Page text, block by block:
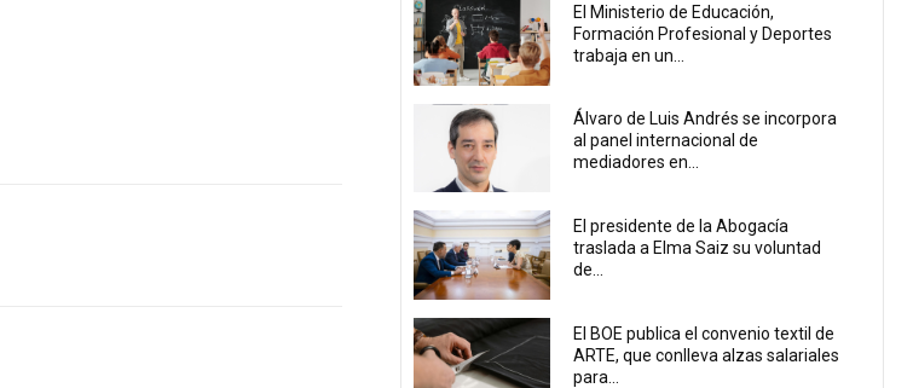
El Ministerio de Educación,
Formación Profesional y Deportes
trabaja en un...
Álvaro de Luis Andrés se incorpora
al panel internacional de
mediadores en...
El presidente de la Abogacía
traslada a Elma Saiz su voluntad
de...
El BOE publica el convenio textil de
ARTE, que conlleva alzas salariales
para...